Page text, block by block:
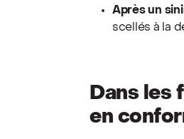
Après un
scellés à la
Dans les
en